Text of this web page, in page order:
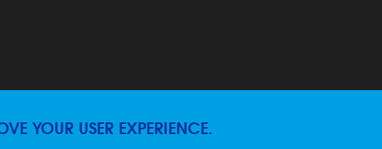
YOUR USER EXPERIENCE.